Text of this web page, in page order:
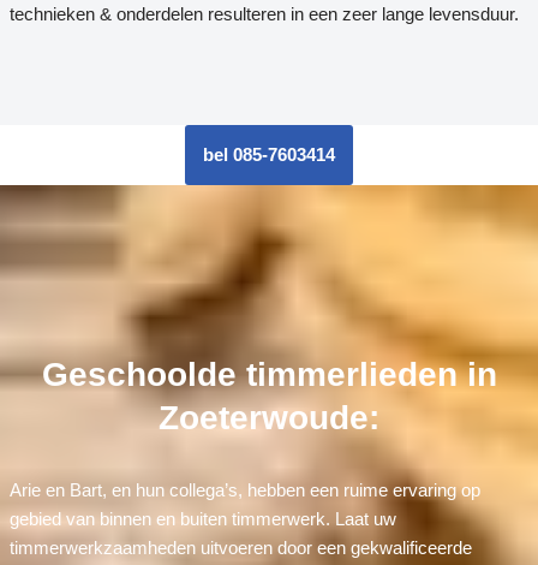
technieken & onderdelen resulteren in een zeer lange levensduur.
bel 085-7603414
Geschoolde timmerlieden in
Zoeterwoude:
Arie en Bart, en hun collega’s, hebben een ruime ervaring op
gebied van binnen en buiten timmerwerk. Laat uw
timmerwerkzaamheden uitvoeren door een gekwalificeerde